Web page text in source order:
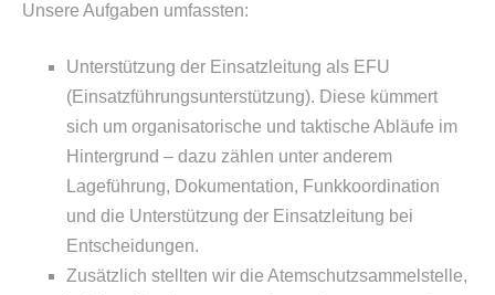
Unsere Aufgaben umfassten:
Unterstützung der Einsatzleitung als EFU
(Einsatzführungsunterstützung). Diese kümmert
sich um organisatorische und taktische Abläufe im
Hintergrund – dazu zählen unter anderem
Lageführung, Dokumentation, Funkkoordination
und die Unterstützung der Einsatzleitung bei
Entscheidungen.
Zusätzlich stellten wir die Atemschutzsammelstelle,